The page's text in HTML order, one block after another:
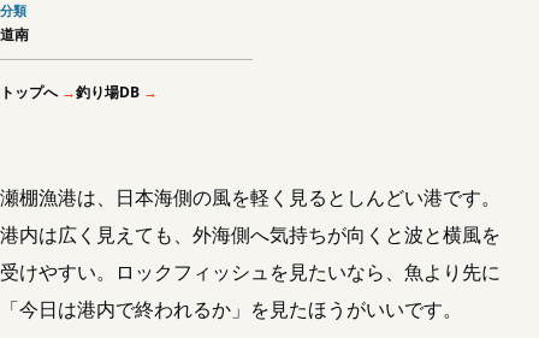
分類
道南
トップへ 釣り場DB
瀬棚漁港は、日本海側の風を軽く見るとしんどい港です。
港内は広く見えても、外海側へ気持ちが向くと波と横風を
受けやすい。ロックフィッシュを見たいなら、魚より先に
「今日は港内で終われるか」を見たほうがいいです。